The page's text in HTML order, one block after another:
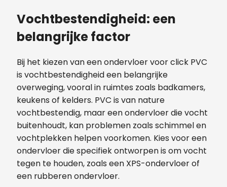
Vochtbestendigheid: een
belangrijke factor
Bij het kiezen van een ondervloer voor click PVC
is vochtbestendigheid een belangrijke
overweging, vooral in ruimtes zoals badkamers,
keukens of kelders. PVC is van nature
vochtbestendig, maar een ondervloer die vocht
buitenhoudt, kan problemen zoals schimmel en
vochtplekken helpen voorkomen. Kies voor een
ondervloer die specifiek ontworpen is om vocht
tegen te houden, zoals een XPS-ondervloer of
een rubberen ondervloer.